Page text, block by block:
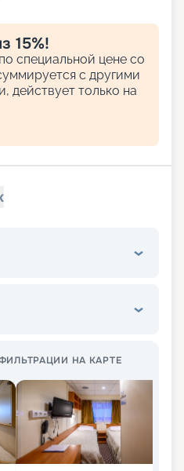
15%!
специальной цене со
с другими
действует только на
НА КАРТЕ